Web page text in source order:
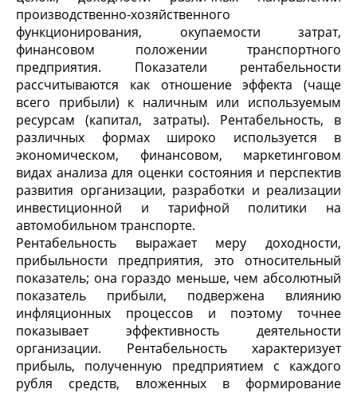
производственно-хозяйственного
функционирования, окупаемости затрат,
финансовом положении транспортного
предприятия. Показатели рентабельности
рассчитываются как отношение эффекта (чаще
всего прибыли) к наличным или используемым
ресурсам (капитал, затраты). Рентабельность, в
различных формах широко используется в
экономическом, финансовом, маркетинговом
видах анализа для оценки состояния и перспектив
развития организации, разработки и реализации
инвестиционной и тарифной политики на
автомобильном транспорте.
Рентабельность выражает меру доходности,
прибыльности предприятия, это относительный
показатель; она гораздо меньше, чем абсолютный
показатель прибыли, подвержена влиянию
инфляционных процессов и поэтому точнее
показывает эффективность деятельности
организации. Рентабельность характеризует
прибыль, полученную предприятием с каждого
рубля средств, вложенных в формирование